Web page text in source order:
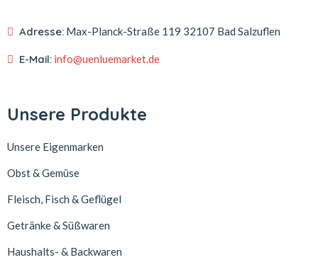
Adresse: Max-Planck-Straße 119 32107 Bad Salzuflen
E-Mail: info@uenluemarket.de
Unsere Produkte
Unsere Eigenmarken
Obst & Gemüse
Fleisch, Fisch & Geflügel
Getränke & Süßwaren
Haushalts- & Backwaren